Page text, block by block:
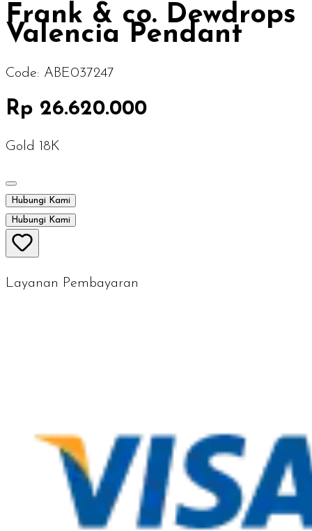
Frank & co. Dewdrops
Valencia Pendant
Code: ABE037247
Rp 26.620.000
Gold 18K
Hubungi Kami
Hubungi Kami
Layanan Pembayaran